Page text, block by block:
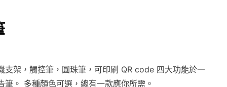
支架，觸控筆，圓珠筆，可印刷 QR code 四大功能於一
筆。 多種顏色可選，總有一款應你所需。